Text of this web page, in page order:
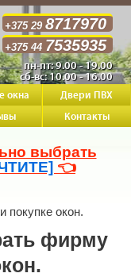
+375 29 8717970
+375 44 7535935
пн-пт: 9.00 - 19.00
сб-вс: 10.00 - 16.00
окна
Двери ПВХ
Контакты
выбрать
👈
покупке окон.
фирму